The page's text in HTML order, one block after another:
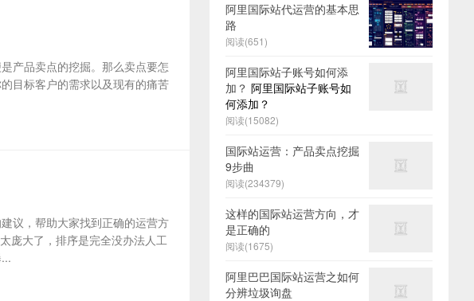
产品卖点的挖掘。那么卖点要怎
目标客户的需求以及现有的痛苦
议，帮助大家找到正确的运营方
庞大了，排序是完全没办法人工
阿里国际站代运营的基本思
路
阅读(651)
阿里国际站子账号如何添
加？ 阿里国际站子账号如
何添加？
阅读(15082)
国际站运营：产品卖点挖掘
9步曲
阅读(234379)
这样的国际站运营方向，才
是正确的
阅读(1675)
阿里巴巴国际站运营之如何
分辨垃圾询盘